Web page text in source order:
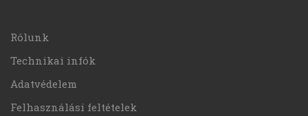
Rólunk
Technikai infók
Adatvédelem
Felhasználási feltételek